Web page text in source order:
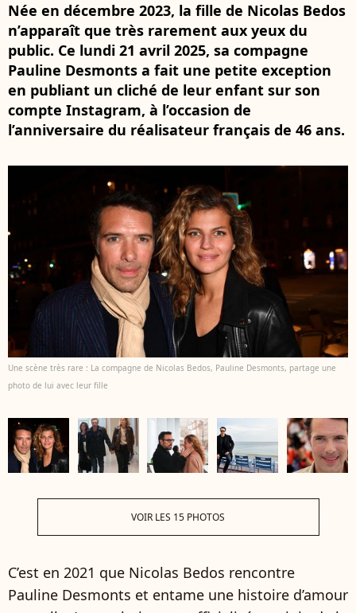
Née en décembre 2023, la fille de Nicolas Bedos
n’apparaît que très rarement aux yeux du
public. Ce lundi 21 avril 2025, sa compagne
Pauline Desmonts a fait une petite exception
en publiant un cliché de leur enfant sur son
compte Instagram, à l’occasion de
l’anniversaire du réalisateur français de 46 ans.
Une scène très rare : La compagne de Nicolas Bedos, Pauline Desmonts, partage une
photo de lui avec leur fille
VOIR LES 15 PHOTOS
C’est en 2021 que Nicolas Bedos rencontre
Pauline Desmonts et entame une histoire d’amour